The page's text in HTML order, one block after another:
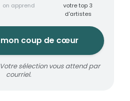
on apprend
votre top 3
d'artistes
coup de cœur
sélection vous attend par
courriel.